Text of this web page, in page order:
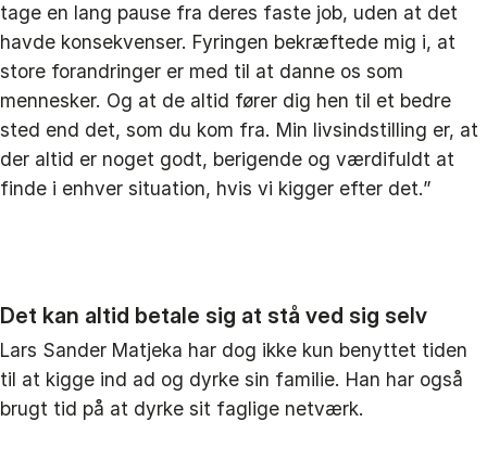
tage en lang pause fra deres faste job, uden at det
havde konsekvenser. Fyringen bekræftede mig i, at
store forandringer er med til at danne os som
mennesker. Og at de altid fører dig hen til et bedre
sted end det, som du kom fra. Min livsindstilling er, at
der altid er noget godt, berigende og værdifuldt at
finde i enhver situation, hvis vi kigger efter det.”
Det kan altid betale sig at stå ved sig selv
Lars Sander Matjeka har dog ikke kun benyttet tiden
til at kigge ind ad og dyrke sin familie. Han har også
brugt tid på at dyrke sit faglige netværk.